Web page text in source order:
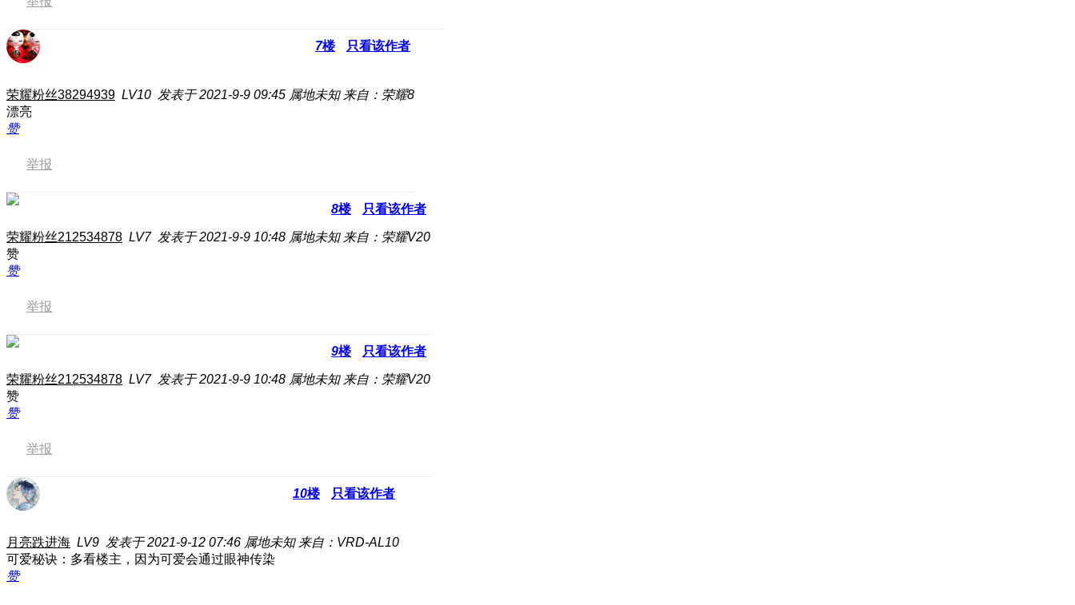
7楼 只看该作者
荣耀粉丝38294939 LV10 发表于 2021-9-9 09:45 属地未知 来自：荣耀8
漂亮
赞
举报
8楼 只看该作者
荣耀粉丝212534878 LV7 发表于 2021-9-9 10:48 属地未知 来自：荣耀V20
赞
赞
举报
9楼 只看该作者
荣耀粉丝212534878 LV7 发表于 2021-9-9 10:48 属地未知 来自：荣耀V20
赞
赞
举报
10楼 只看该作者
月亮跌进海 LV9 发表于 2021-9-12 07:46 属地未知 来自：VRD-AL10
可爱秘诀：多看楼主，因为可爱会通过眼神传染
赞